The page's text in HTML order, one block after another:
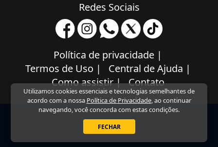
Utilizamos cookies essenciais e tecnologias semelhantes de
acordo com a nossa Política de Privacidade, ao continuar
navegando, você concorda com estas condições.
FECHAR
Redes Sociais
Política de privacidade |
Termos de Uso | Central de Ajuda |
Como assistir| Contato